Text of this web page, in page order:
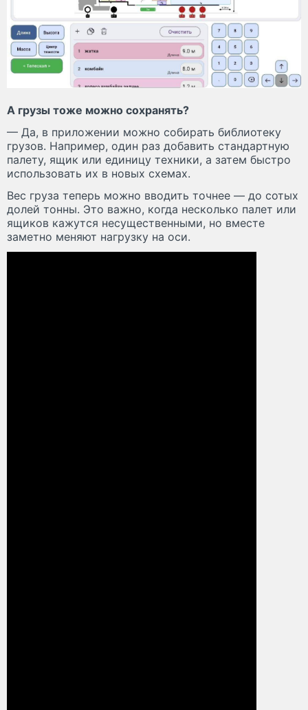
А грузы тоже можно сохранять?
— Да, в приложении можно собирать библиотеку
грузов. Например, один раз добавить стандартную
палету, ящик или единицу техники, а затем быстро
использовать их в новых схемах.
Вес груза теперь можно вводить точнее — до сотых
долей тонны. Это важно, когда несколько палет или
ящиков кажутся несущественными, но вместе
заметно меняют нагрузку на оси.